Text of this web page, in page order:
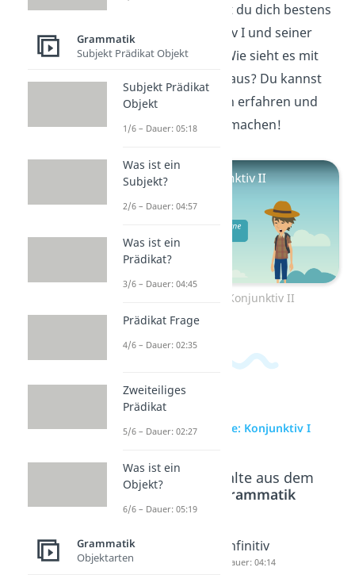
Super, jetzt kennst du dich bestens
mit dem Konjunktiv I und seiner
Anwendung aus. Wie sieht es mit
dem Konjunktiv II aus? Du kannst
hiermehr über ihn erfahren und
weitereÜbungen machen!
Zum Video: Konjunktiv II
zur Videoseite: Konjunktiv I
Beliebte Inhalte aus dem
Grammatik
Konjunk
tiv II
Infinitiv
Dauer: 04:14
Grammatik
Subjekt Prädikat Objekt
Subjekt Prädikat
Objekt
1/6 – Dauer: 05:18
Was ist ein
Subjekt?
2/6 – Dauer: 04:57
Was ist ein
Prädikat?
3/6 – Dauer: 04:45
Prädikat Frage
4/6 – Dauer: 02:35
Zweiteiliges
Prädikat
5/6 – Dauer: 02:27
Was ist ein
Objekt?
6/6 – Dauer: 05:19
Grammatik
Objektarten